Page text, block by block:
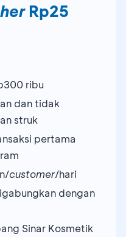
Rp25
ribu
dan tidak
struk
pertama
customer/hari
dengan
Sinar Kosmetik